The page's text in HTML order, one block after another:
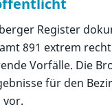
Register
891 extrem
Vorfälle. Die
für den
vor.